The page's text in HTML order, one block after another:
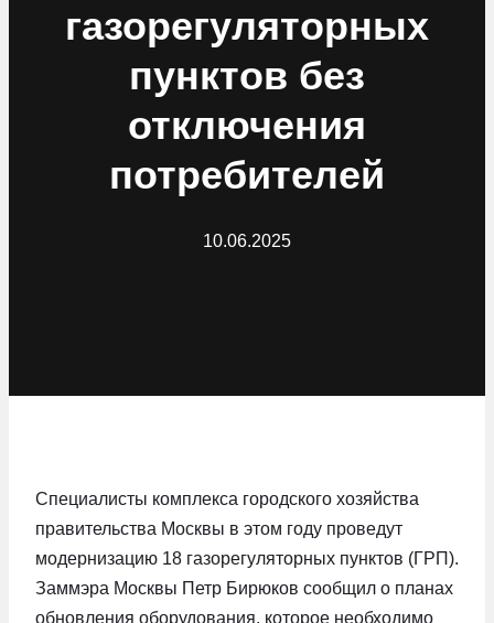
газорегуляторных
пунктов без
отключения
потребителей
10.06.2025
Специалисты комплекса городского хозяйства
правительства Москвы в этом году проведут
модернизацию 18 газорегуляторных пунктов (ГРП).
Заммэра Москвы Петр Бирюков сообщил о планах
обновления оборудования, которое необходимо